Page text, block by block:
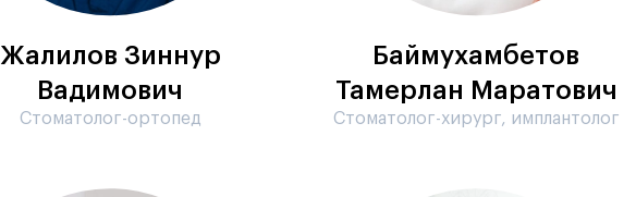
Жалилов Зиннур
Вадимович
Стоматолог-ортопед
Баймухамбетов
Тамерлан Маратович
Стоматолог-хирург, имплантолог